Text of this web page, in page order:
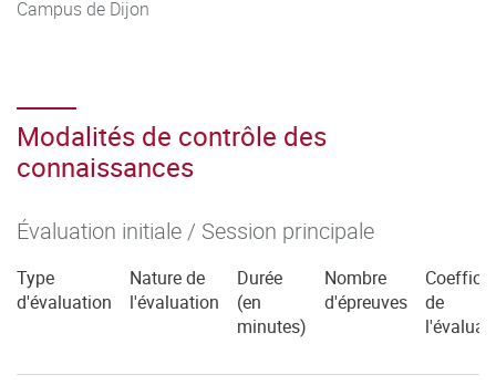
Campus de Dijon
Modalités de contrôle des
connaissances
Évaluation initiale / Session principale
Type
d'évaluation
Nature de
l'évaluation
Durée
(en
minutes)
Nombre
d'épreuves
de